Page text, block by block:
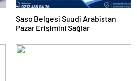
Saso Belgesi Suudi Arabistan
Pazar Erişimini Sağlar